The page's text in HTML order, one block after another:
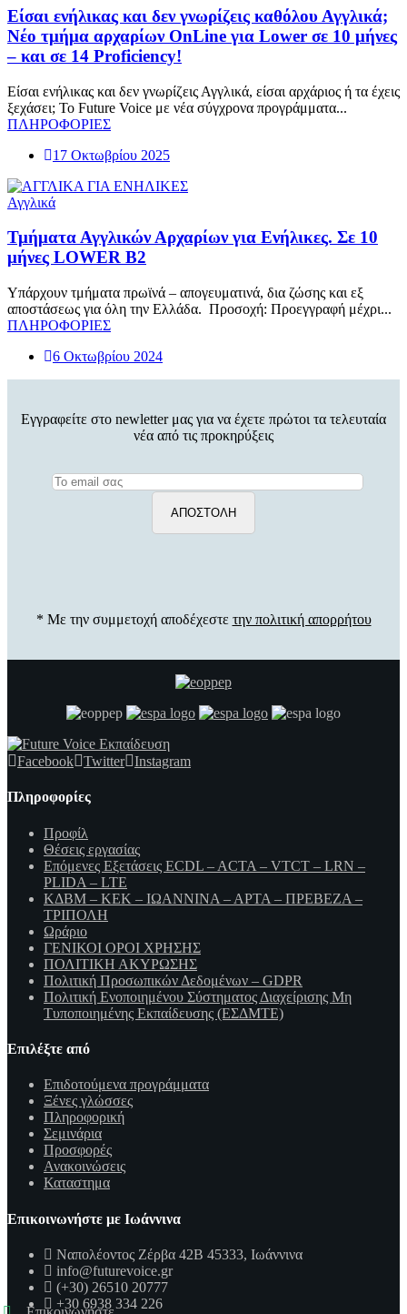
Είσαι ενήλικας και δεν γνωρίζεις καθόλου Αγγλικά;
Νέο τμήμα αρχαρίων OnLine για Lower σε 10 μήνες
– και σε 14 Proficiency!
Είσαι ενήλικας και δεν γνωρίζεις Αγγλικά, είσαι αρχάριος ή τα έχεις
ξεχάσει; Το Future Voice με νέα σύγχρονα προγράμματα...
ΠΛΗΡΟΦΟΡΙΕΣ
17 Οκτωβρίου 2025
Αγγλικά
Τμήματα Αγγλικών Αρχαρίων για Ενήλικες. Σε 10
μήνες LOWER B2
Υπάρχουν τμήματα πρωϊνά – απογευματινά, δια ζώσης και εξ
αποστάσεως για όλη την Ελλάδα. Προσοχή: Προεγγραφή μέχρι...
ΠΛΗΡΟΦΟΡΙΕΣ
6 Οκτωβρίου 2024
Εγγραφείτε στο newletter μας για να έχετε πρώτοι τα τελευταία
νέα από τις προκηρύξεις
* Με την συμμετοχή αποδέχεστε την πολιτική απορρήτου
Facebook Twitter Instagram
Πληροφορίες
Προφίλ
Θέσεις εργασίας
Επόμενες Εξετάσεις ECDL – ACTA – VTCT – LRN –
PLIDA – LTE
ΚΔΒΜ – ΚΕΚ – ΙΩΑΝΝΙΝΑ – ΑΡΤΑ – ΠΡΕΒΕΖΑ –
ΤΡΙΠΟΛΗ
Ωράριο
ΓΕΝΙΚΟΙ ΟΡΟΙ ΧΡΗΣΗΣ
ΠΟΛΙΤΙΚΗ ΑΚΥΡΩΣΗΣ
Πολιτική Προσωπικών Δεδομένων – GDPR
Πολιτική Ενοποιημένου Σύστηματος Διαχείρισης Μη
Τυποποιημένης Εκπαίδευσης (ΕΣΔΜΤΕ)
Επιλέξτε από
Επιδοτούμενα προγράμματα
Ξένες γλώσσες
Πληροφορική
Σεμινάρια
Προσφορές
Ανακοινώσεις
Καταστημα
Επικοινωνήστε με Ιωάννινα
Ναπολέοντος Ζέρβα 42Β 45333, Ιωάννινα
info@futurevoice.gr
(+30) 26510 20777
+30 6938 334 226